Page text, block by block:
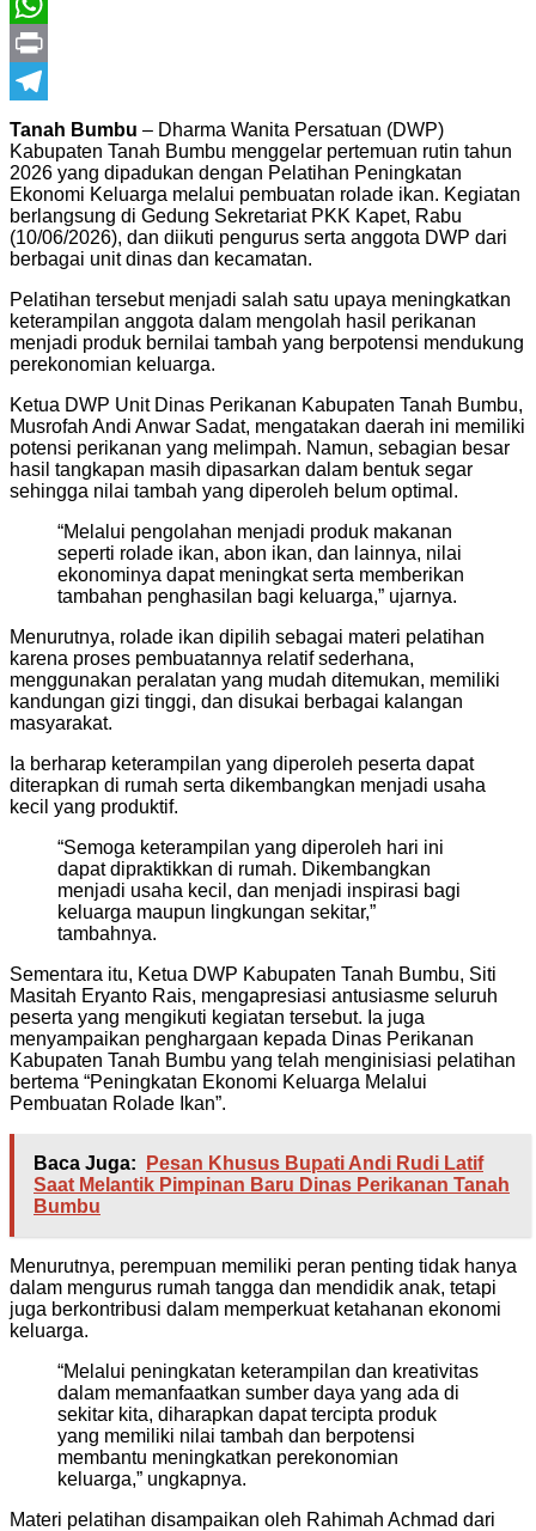
WhatsApp
Print
Telegram
Tanah Bumbu – Dharma Wanita Persatuan (DWP)
Kabupaten Tanah Bumbu menggelar pertemuan rutin tahun
2026 yang dipadukan dengan Pelatihan Peningkatan
Ekonomi Keluarga melalui pembuatan rolade ikan. Kegiatan
berlangsung di Gedung Sekretariat PKK Kapet, Rabu
(10/06/2026), dan diikuti pengurus serta anggota DWP dari
berbagai unit dinas dan kecamatan.
Pelatihan tersebut menjadi salah satu upaya meningkatkan
keterampilan anggota dalam mengolah hasil perikanan
menjadi produk bernilai tambah yang berpotensi mendukung
perekonomian keluarga.
Ketua DWP Unit Dinas Perikanan Kabupaten Tanah Bumbu,
Musrofah Andi Anwar Sadat, mengatakan daerah ini memiliki
potensi perikanan yang melimpah. Namun, sebagian besar
hasil tangkapan masih dipasarkan dalam bentuk segar
sehingga nilai tambah yang diperoleh belum optimal.
“Melalui pengolahan menjadi produk makanan
seperti rolade ikan, abon ikan, dan lainnya, nilai
ekonominya dapat meningkat serta memberikan
tambahan penghasilan bagi keluarga,” ujarnya.
Menurutnya, rolade ikan dipilih sebagai materi pelatihan
karena proses pembuatannya relatif sederhana,
menggunakan peralatan yang mudah ditemukan, memiliki
kandungan gizi tinggi, dan disukai berbagai kalangan
masyarakat.
Ia berharap keterampilan yang diperoleh peserta dapat
diterapkan di rumah serta dikembangkan menjadi usaha
kecil yang produktif.
“Semoga keterampilan yang diperoleh hari ini
dapat dipraktikkan di rumah. Dikembangkan
menjadi usaha kecil, dan menjadi inspirasi bagi
keluarga maupun lingkungan sekitar,”
tambahnya.
Sementara itu, Ketua DWP Kabupaten Tanah Bumbu, Siti
Masitah Eryanto Rais, mengapresiasi antusiasme seluruh
peserta yang mengikuti kegiatan tersebut. Ia juga
menyampaikan penghargaan kepada Dinas Perikanan
Kabupaten Tanah Bumbu yang telah menginisiasi pelatihan
bertema “Peningkatan Ekonomi Keluarga Melalui
Pembuatan Rolade Ikan”.
Baca Juga:
Pesan Khusus Bupati Andi Rudi Latif
Saat Melantik Pimpinan Baru Dinas Perikanan Tanah
Bumbu
Menurutnya, perempuan memiliki peran penting tidak hanya
dalam mengurus rumah tangga dan mendidik anak, tetapi
juga berkontribusi dalam memperkuat ketahanan ekonomi
keluarga.
“Melalui peningkatan keterampilan dan kreativitas
dalam memanfaatkan sumber daya yang ada di
sekitar kita, diharapkan dapat tercipta produk
yang memiliki nilai tambah dan berpotensi
membantu meningkatkan perekonomian
keluarga,” ungkapnya.
Materi pelatihan disampaikan oleh Rahimah Achmad dari